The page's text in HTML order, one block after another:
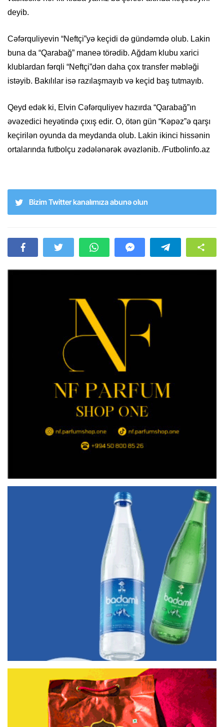
deyib.
Cəfərquliyevin “Neftçi”yə keçidi də gündəmdə olub. Lakin
buna da “Qarabağ” maneə törədib. Ağdam klubu xarici
klublardan fərqli “Neftçi”dən daha çox transfer məbləği
istəyib. Bakılılar isə razılaşmayıb və keçid baş tutmayıb.
Qeyd edək ki, Elvin Cəfərquliyev hazırda “Qarabağ”ın
əvəzedici heyətində çıxış edir. O, ötən gün “Kəpəz”ə qarşı
keçirilən oyunda da meydanda olub. Lakin ikinci hissənin
ortalarında futbolçu zədələnərək əvəzlənib. /Futbolinfo.az
Bizim Twitter kanalımıza abunə olun